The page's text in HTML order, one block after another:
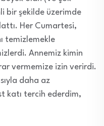
bir şekilde üzerimde
Her Cumartesi,
temizlemekle
Annemiz kimin
vermemize izin verirdi.
daha az
katı tercih ederdim,